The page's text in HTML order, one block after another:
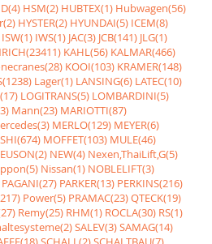
HSM(2) HUBTEX(1) Hubwagen(56)
HYSTER(2) HYUNDAI(5) ICEM(8)
ISW(1) IWS(1) JAC(3) JCB(141) JLG(1)
KAHL(56) KALMAR(466)
KOOI(103) KRAMER(148)
Lager(1) LANSING(6) LATEC(10)
LOGITRANS(5) LOMBARDINI(5)
Mann(23) MARIOTTI(87)
MERLO(129) MEYER(6)
MOFFET(103) MULE(46)
NEW(4) Nexen,ThaiLift,G(5)
Nissan(1) NOBLELIFT(3)
PAGANI(27) PARKER(13) PERKINS(216)
Power(5) PRAMAC(23)QTECK(19)
Remy(25) RHM(1) ROCLA(30) RS(1)
SALEV(3)SAMAG(14)